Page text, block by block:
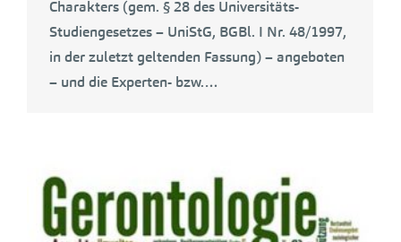
Charakters (gem. § 28 des Universitäts-
Studiengesetzes – UniStG, BGBl. I Nr. 48/1997,
in der zuletzt geltenden Fassung) – angeboten
– und die Experten- bzw.…